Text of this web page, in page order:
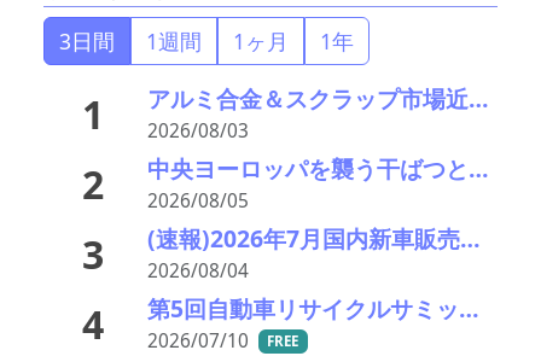
3日間 1週間 1ヶ月 1年
1 アルミ合金＆スクラップ市場近況2026＃15 一段と深まる下落市況――「熊本地震による市況への影響は軽微」
2026/08/03
2 中央ヨーロッパを襲う干ばつと猛暑により、ドナウ川とライン川の水位が過去最低
2026/08/05
3 (速報)2026年7月国内新車販売 41万7千台 前年同月比7%増加 4か月連続プラス
2026/08/04
4 第5回自動車リサイクルサミット ～再生材料をいかに使うか、違法業者対策、中古車輸出問題を語ろう～
2026/07/10 FREE